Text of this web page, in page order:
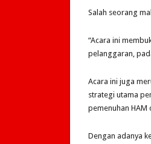
Salah seorang
“Acara ini
pelanggaran,
Acara ini juga
strategi utama
pemenuhan
Dengan adanya